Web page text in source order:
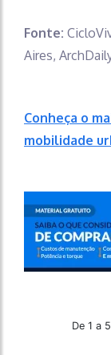
Fonte:
Aires,
Conheça o
mobilidade
De 1 a